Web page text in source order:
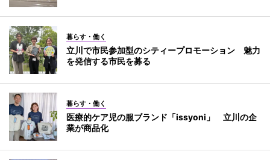
暮らす・働く
立川で市民参加型のシティープロモーション 魅力
を発信する市民を募る
暮らす・働く
医療的ケア児の服ブランド「issyoni」 立川の企
業が商品化